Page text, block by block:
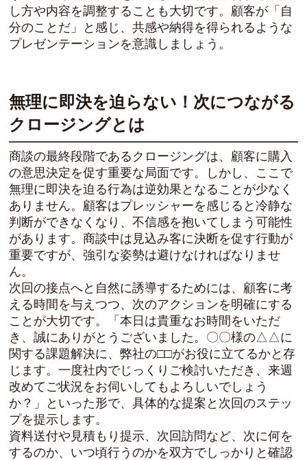
し方や内容を調整することも大切です。顧客が「自
分のことだ」と感じ、共感や納得を得られるような
プレゼンテーションを意識しましょう。
無理に即決を迫らない！次につながる
クロージングとは
商談の最終段階であるクロージングは、顧客に購入
の意思決定を促す重要な局面です。しかし、ここで
無理に即決を迫る行為は逆効果となることが少なく
ありません。顧客はプレッシャーを感じると冷静な
判断ができなくなり、不信感を抱いてしまう可能性
があります。商談中は見込み客に決断を促す行動が
重要ですが、強引な姿勢は避けなければなりませ
ん。
次回の接点へと自然に誘導するためには、顧客に考
える時間を与えつつ、次のアクションを明確にする
ことが大切です。「本日は貴重なお時間をいただ
き、誠にありがとうございました。〇〇様の△△に
関する課題解決に、弊社の□□がお役に立てるかと存
じます。一度社内でじっくりご検討いただき、来週
改めてご状況をお伺いしてもよろしいでしょう
か？」といった形で、具体的な提案と次回のステッ
プを提示します。
資料送付や見積もり提示、次回訪問など、次に何を
するのか、いつ頃行うのかを双方でしっかりと確認